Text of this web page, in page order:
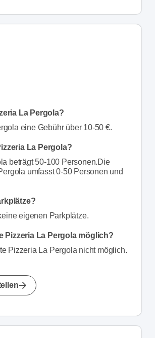
La Pergola?
eine Gebühr über 10-50 €.
La Pergola?
beträgt 50-100 Personen.Die
umfasst 0-50 Personen und
eigenen Parkplätze.
Pizzeria La Pergola möglich?
Pizzeria La Pergola nicht möglich.